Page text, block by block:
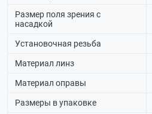
Размер поля зрения с
насадкой
Установочная резьба
Материал линз
Материал оправы
Размеры в упаковке